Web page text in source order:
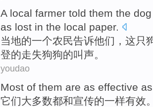
Alocal farmer told them the
as lost in the local paper.
当地的一个农民告诉他们，这只
登的走失狗狗的叫声。
youdao
Most of them are as effective as
它们大多数都和宣传的一样有效